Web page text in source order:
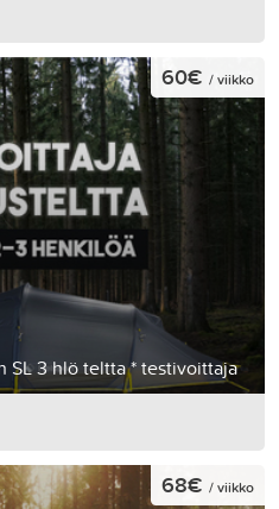
SL 3 hlö teltta * testivoittaja
60€ / viikko
68€ / viikko